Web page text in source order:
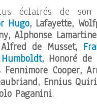
éclairés de son
Hugo, Lafayette,
Alphonse
de Musset,
, Honoré de
Fennimore Cooper,
Ennius
Paganini.